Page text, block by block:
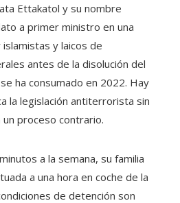
Ettakatol y su nombre
a primer ministro en una
y laicos de
antes de la disolución del
ha consumado en 2022. Hay
la legislación antiterrorista sin
proceso contrario.
a la semana, su familia
a una hora en coche de la
de detención son